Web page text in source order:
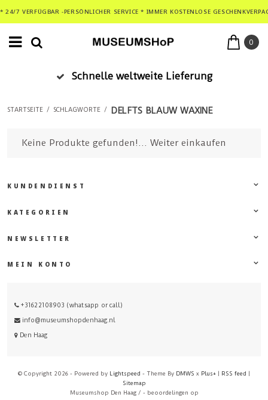
* 24/7 VERFÜGBAR -PERSÖNLICHER SERVICE * IMMER KOSTENLOSE
0
Schnelle weltweite Lieferung
STARTSEITE / SCHLAGWORTE / DELFTS BLAUW WAXINE
Keine Produkte gefunden!... Weiter einkaufen
KUNDENDIENST
KATEGORIEN
NEWSLETTER
MEIN KONTO
+31622108903 (whatsapp or call)
info@museumshopdenhaag.nl
Den Haag
© Copyright 2026 - Powered by Lightspeed - Theme By DMWS x Plus+ | RSS feed |
Sitemap
Museumshop Den Haag / - beoordelingen op